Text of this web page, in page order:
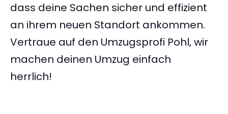
dass deine Sachen sicher und effizient
an ihrem neuen Standort ankommen.
Vertraue auf den Umzugsprofi Pohl, wir
machen deinen Umzug einfach
herrlich!